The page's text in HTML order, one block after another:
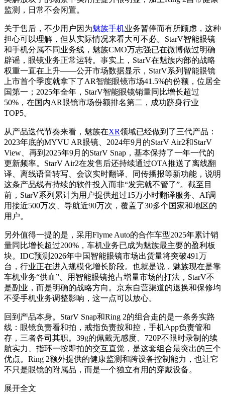
监测，日常不会闲置。
关于售后，不少用户因为魅族手机业务暂停而有所顾虑，这种
担心可以理解，但从实际情况来看大可不必。StarV智能眼镜
和手机分属不同业务线，魅族CMO万志强已在微博做过明确
辟谣，眼镜业务正常运转。事实上，StarV在魅族内部的战略
权重一直在上升——公开市场数据显示，StarV系列智能眼镜
上市首个季度就拿下了AR智能眼镜市场41.5%的份额，位居全
国第一；2025年全年，StarV智能眼镜销量同比增长超过
50%，在国内AR眼镜市场份额排名第二，成功跻身行业
TOP5。
从产品迭代节奏来看，魅族在XR领域已经做到了三代产品：
2023年底的MYVU AR眼镜、2024年9月的StarV Air2和StarV
View、再到2025年9月的StarV Snap，基本保持了一年一代的
更新频率。StarV Air2在发售后还持续通过OTA推送了离线翻
译、离线语音转写、会议实时翻译、同传播报等新功能，说明
这条产品线有持续的软件投入而非“发完就不管了”。截至目
前，StarV系列累计为用户提供超过15万小时翻译服务、AI调
用接近500万次、导航近90万次，覆盖了30多个国家和地区的
用户。
另外值得一提的是，采用Flyme Auto的合作车型2025年累计销
量同比增长超过200%，车机业务已成为魅族最主要的盈利板
块。IDC预测2026年中国智能眼镜市场出货量将突破491万
台，行业正在进入规模化增长阶段。也就是说，魅族现在是靠
车机业务“供血”、用智能眼镜抢占增量市场的打法，StarV不
是副业，而是明确的战略方向。京东自营渠道的退换和保修均
不受手机业务调整影响，这一点可以放心。
回到产品本身。StarV Snap和Ring 2的组合走的是一条务实路
线：眼镜负责看和拍，戒指负责按和控，手机App负责管和
存，三者各司其职。39g的佩戴无感度、720P不限时录制的续
航实力、指环一按即拍的交互直觉，是这套组合最突出的三个
优点。Ring 2额外提供的健康监测和跨设备控制能力，也让它
不只是眼镜的附属品，而是一个独立有用的穿戴设备。
展开全文